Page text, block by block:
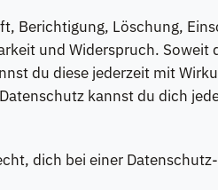
Berichtigung, Löschung,
und Widerspruch. Soweit
du diese jederzeit mit
kannst du dich
dich bei einer